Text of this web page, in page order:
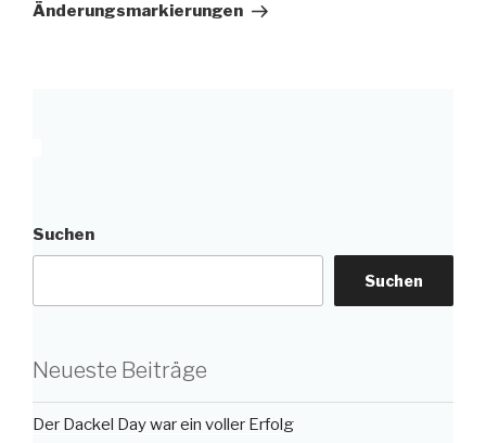
Änderungsmarkierungen
Suchen
Suchen
Neueste Beiträge
Der Dackel Day war ein voller Erfolg